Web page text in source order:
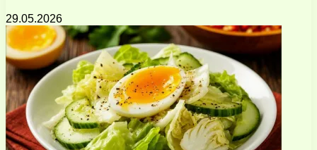
29.05.2026